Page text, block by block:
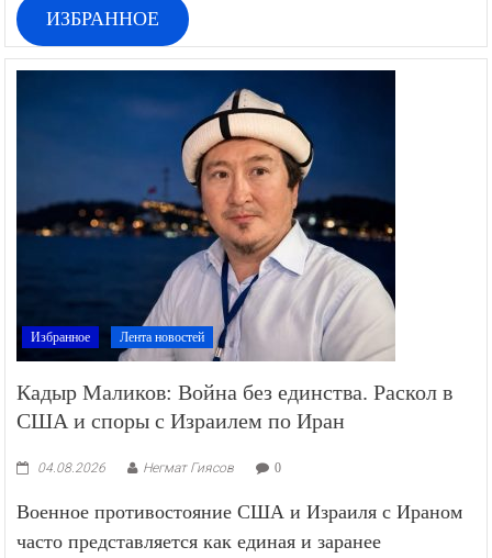
ИЗБРАННОЕ
Избранное Лента новостей
Кадыр Маликов: Война без единства. Раскол в
США и споры с Израилем по Иран
04.08.2026 Негмат Гиясов 0
Военное противостояние США и Израиля с Ираном
часто представляется как единая и заранее